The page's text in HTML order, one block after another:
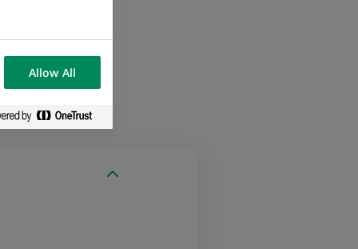
Risk
belges-
Belgium
Allow All